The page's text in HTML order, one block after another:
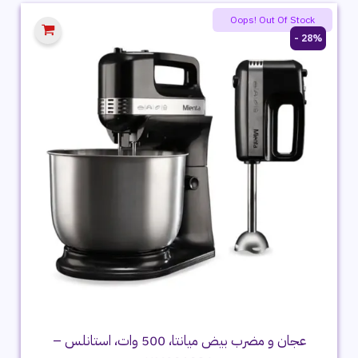
28% -
عجان و مضرب بيض ميانتا، 500 وات، استانلس –
Oops! Out Of Stock